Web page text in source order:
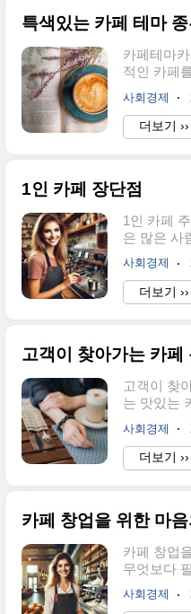
습니다. 1.
의 맛과 향
은 품질의
의향이 있
맛이 없으
특색있는 카페 테마
카페테마
적인 카페
페를 운영
떻게 운영
카페를 만
독특한 테
한 공간으
분류한 특
카페고양
을 보낼 수
시면서 고
이를 좋아
시간..
사회경제
더보기 ››
1인 카페 장단점
1인 카페
은 많은 사
지만, 그만
약되고, 사
고객과 친
반대로 대
다는 것을
니다. 장점
점은 머니
다. 또한
다는 장점
사회경제
더보기 ››
고객이 찾아가는 카페
고객이 찾
는 맛있는
어, 맛있는
양한 이유
는 다양한
제나 인테
들은 고객
한 역할을
카페의 주
음식최고
품질의 신
사회경제
더보기 ››
카페 창업을 위한 마음
카페 창업
무엇보다
마음의 준
인 마인드
사회경제